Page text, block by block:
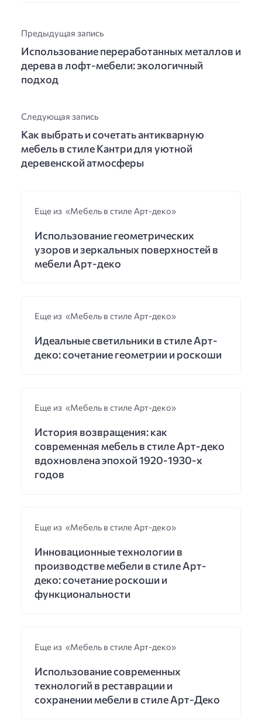
Предыдущая запись
Использование переработанных металлов и
дерева в лофт-мебели: экологичный
подход
Следующая запись
Как выбрать и сочетать антикварную
мебель в стиле Кантри для уютной
деревенской атмосферы
Еще из «Мебель в стиле Арт-деко»
Использование геометрических
узоров и зеркальных поверхностей в
мебели Арт-деко
Еще из «Мебель в стиле Арт-деко»
Идеальные светильники в стиле Арт-
деко: сочетание геометрии и роскоши
Еще из «Мебель в стиле Арт-деко»
История возвращения: как
современная мебель в стиле Арт-деко
вдохновлена эпохой 1920-1930-х
годов
Еще из «Мебель в стиле Арт-деко»
Инновационные технологии в
производстве мебели в стиле Арт-
деко: сочетание роскоши и
функциональности
Еще из «Мебель в стиле Арт-деко»
Использование современных
технологий в реставрации и
сохранении мебели в стиле Арт-Деко